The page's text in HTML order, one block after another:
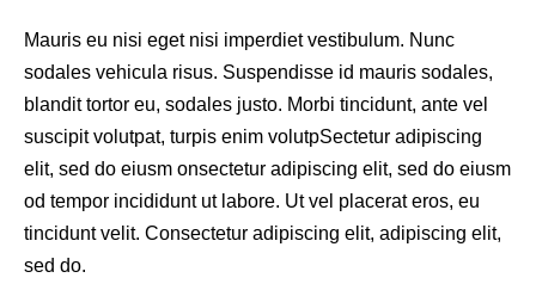
Mauris eu nisi eget nisi imperdiet vestibulum. Nunc
sodales vehicula risus. Suspendisse id mauris sodales,
blandit tortor eu, sodales justo. Morbi tincidunt, ante vel
suscipit volutpat, turpis enim volutpSectetur adipiscing
elit, sed do eiusm onsectetur adipiscing elit, sed do eiusm
od tempor incididunt ut labore. Ut vel placerat eros, eu
tincidunt velit. Consectetur adipiscing elit, adipiscing elit,
sed do.